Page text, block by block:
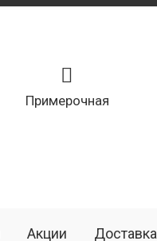
Примерочная
Акции Доставка